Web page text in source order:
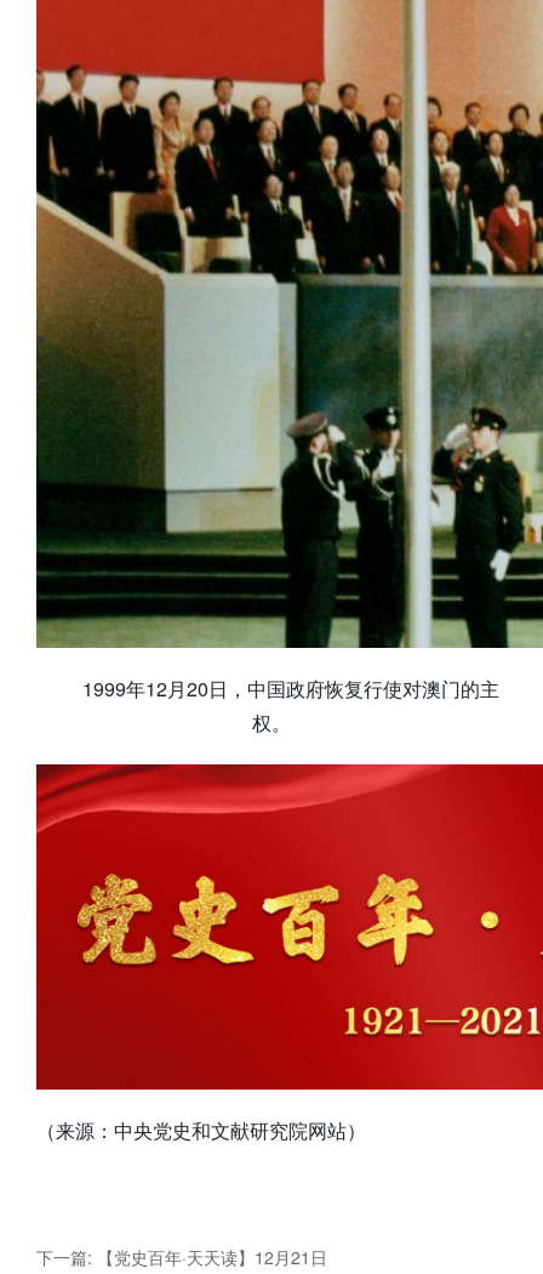
1999年12月20日，中国政府恢复行使对澳门的主
权。
（来源：中央党史和文献研究院网站）
下一篇: 【党史百年·天天读】12月21日